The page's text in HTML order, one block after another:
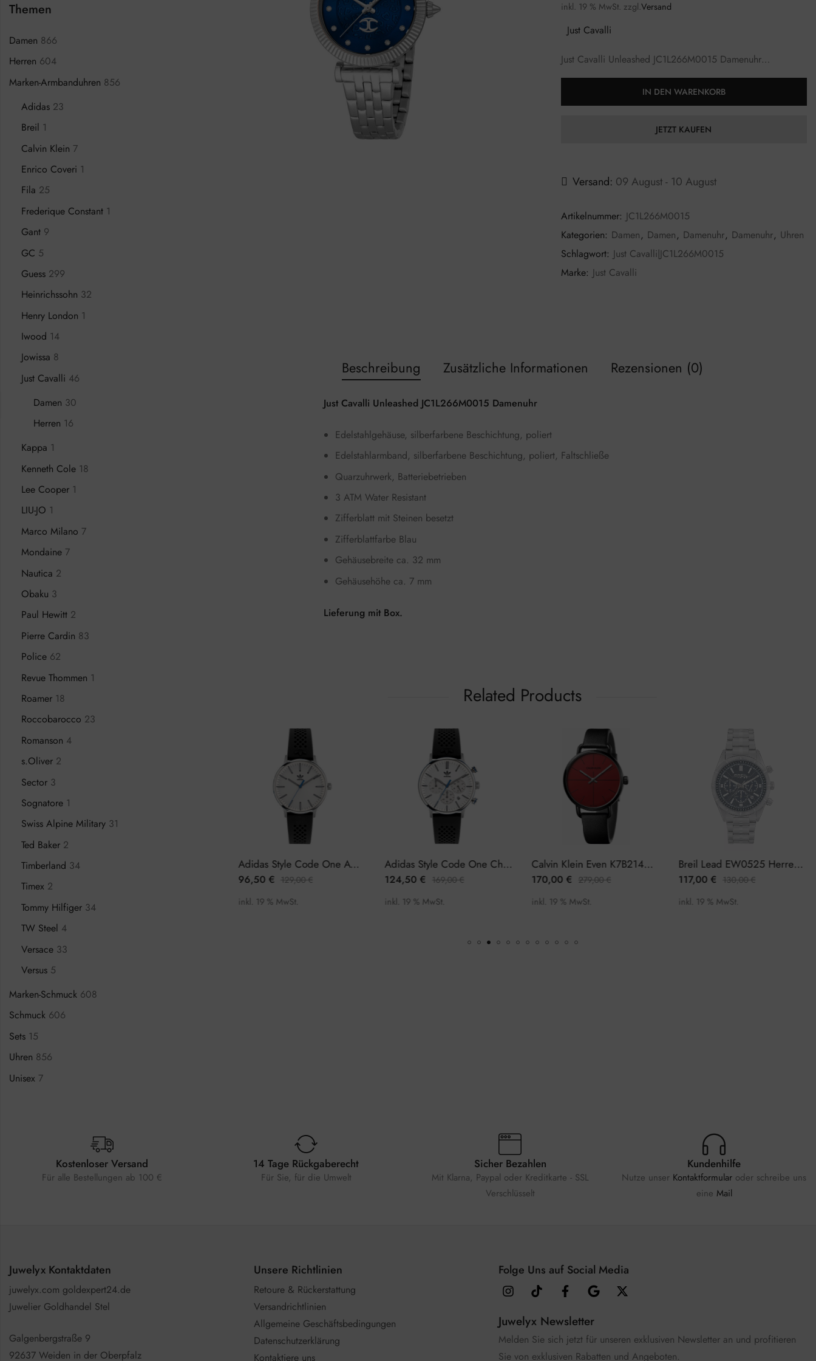
inkl. 19 % MwSt. zzgl.Versand
Just Cavalli
Just Cavalli Unleashed JC1L266M0015 Damenuhr…
IN DEN WARENKORB
JETZT KAUFEN
Versand: 09 August - 10 August
Artikelnummer: JC1L266M0015
Kategorien: Damen, Damen, Damenuhr, Damenuhr, Uhren
Schlagwort: Just Cavalli|JC1L266M0015
Marke: Just Cavalli
Beschreibung Zusätzliche Informationen Rezensionen (0)
Just Cavalli Unleashed JC1L266M0015 Damenuhr
Edelstahlgehäuse, silberfarbene Beschichtung, poliert
Edelstahlarmband, silberfarbene Beschichtung, poliert, Faltschließe
Quarzuhrwerk, Batteriebetrieben
3 ATM Water Resistant
Zifferblatt mit Steinen besetzt
Zifferblattfarbe Blau
Gehäusebreite ca. 32 mm
Gehäusehöhe ca. 7 mm
Lieferung mit Box.
Related Products
Calvin Klein Minimal K3M23626 Damenuhr
inkl. 19 % MwSt.
Adidas Style Code One AOSY22021 Damenuhr
96,50€ 129,00€
inkl. 19 % MwSt.
Adidas Style Code One Chrono AOSY22014 Herrenuhr Chronograph
124,50€ 169,00€
inkl. 19 % MwSt.
Calvin Klein Even K7B214CP Herrenuhr
170,00€ 279,00€
inkl. 19 % MwSt.
Breil Lead EW0525 Herrenuhr Chronograph
117,00€ 130,00€
inkl. 19 % MwSt.
Themen
Damen 866
Herren 604
Marken-Armbanduhren 856
Adidas 23
Breil 1
Calvin Klein 7
Enrico Coveri 1
Fila 25
Frederique Constant 1
Gant 9
GC 5
Guess 299
Heinrichssohn 32
Henry London 1
Iwood 14
Jowissa 8
Just Cavalli 46
Damen 30
Herren 16
Kappa 1
Kenneth Cole 18
Lee Cooper 1
LIU-JO 1
Marco Milano 7
Mondaine 7
Nautica 2
Obaku 3
Paul Hewitt 2
Pierre Cardin 83
Police 62
Revue Thommen 1
Roamer 18
Roccobarocco 23
Romanson 4
s.Oliver 2
Sector 3
Sognatore 1
Swiss Alpine Military 31
Ted Baker 2
Timberland 34
Timex 2
Tommy Hilfiger 34
TW Steel 4
Versace 33
Versus 5
Marken-Schmuck 608
Schmuck 606
Sets 15
Uhren 856
Unisex 7
Kostenloser Versand
Für alle Bestellungen ab 100 €
14 Tage Rückgaberecht
Für Sie, für die Umwelt
Sicher Bezahlen
Mit Klarna, Paypal oder Kreditkarte - SSL
Verschlüsselt
Kundenhilfe
Nutze unser Kontaktformular oder schreibe uns
eine Mail
Juwelyx Kontaktdaten
juwelyx.com goldexpert24.de
Juwelier Goldhandel Stel
Galgenbergstraße 9
92637 Weiden in der Oberpfalz
Unsere Richtlinien
Retoure & Rückerstattung
Versandrichtlinien
Allgemeine Geschäftsbedingungen
Datenschutzerklärung
Kontaktiere uns
Folge Uns auf Social Media
Juwelyx Newsletter
Melden Sie sich jetzt für unseren exklusiven Newsletter an und profitieren
Sie von exklusiven Rabatten und Angeboten.